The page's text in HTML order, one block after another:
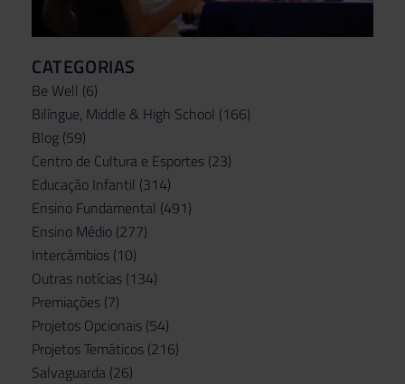
CATEGORIAS
Be Well (6)
Bilíngue, Middle & High School (166)
Blog (59)
Centro de Cultura e Esportes (23)
Educação Infantil (314)
Ensino Fundamental (491)
Ensino Médio (277)
Intercâmbios (10)
Outras notícias (134)
Premiações (7)
Projetos Opcionais (54)
Projetos Temáticos (216)
Salvaguarda (26)